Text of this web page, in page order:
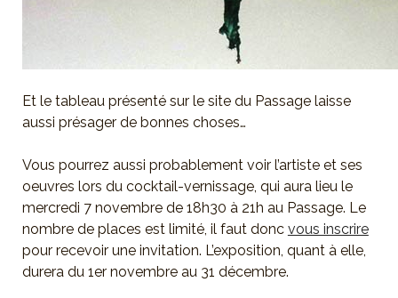
Et le tableau présenté sur le site du Passage laisse
aussi présager de bonnes choses…
Vous pourrez aussi probablement voir l’artiste et ses
oeuvres lors du cocktail-vernissage, qui aura lieu le
mercredi 7 novembre de 18h30 à 21h au Passage. Le
nombre de places est limité, il faut donc vous inscrire
pour recevoir une invitation. L’exposition, quant à elle,
durera du 1er novembre au 31 décembre.